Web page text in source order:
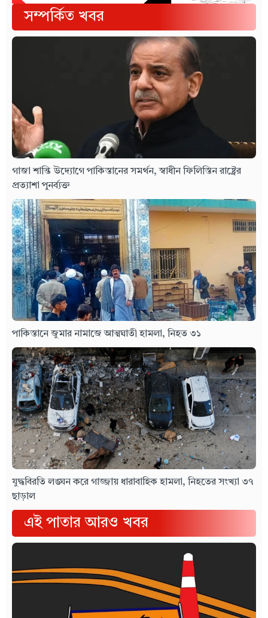
সম্পর্কিত খবর
গাজা শান্তি উদ্যোগে পাকিস্তানের সমর্থন, স্বাধীন ফিলিস্তিন রাষ্ট্রের
প্রত্যাশা পুনর্ব্যক্ত
পাকিস্তানে জুমার নামাজে আত্মঘাতী হামলা, নিহত ৩১
যুদ্ধবিরতি লঙ্ঘন করে গাজ্জায় ধারাবাহিক হামলা, নিহতের সংখ্যা ৩৭
ছাড়াল
এই পাতার আরও খবর